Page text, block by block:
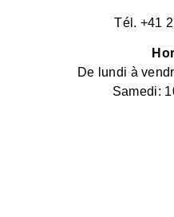
Tél. +41
De lundi à
Samedi: